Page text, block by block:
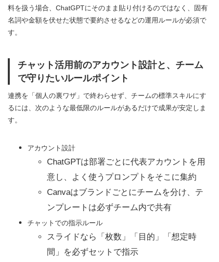
料を扱う場合、ChatGPTにそのまま貼り付けるのではなく、固有
名詞や金額を伏せた状態で要約させるなどの運用ルールが必須で
す。
チャット活用前のアカウント設計と、チーム
で守りたいルールポイント
連携を「個人の裏ワザ」で終わらせず、チームの標準スキルにす
るには、次のような最低限のルールがあるだけで成果が安定しま
す。
アカウント設計
ChatGPTは部署ごとに代表アカウントを用
意し、よく使うプロンプトをそこに集約
Canvaはブランドごとにチームを分け、テ
ンプレートは必ずチーム内で共有
チャットでの指示ルール
スライドなら「枚数」「目的」「想定時
間」を必ずセットで指示